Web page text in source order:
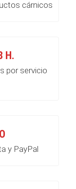
cárnicos
H.
por servicio
y PayPal